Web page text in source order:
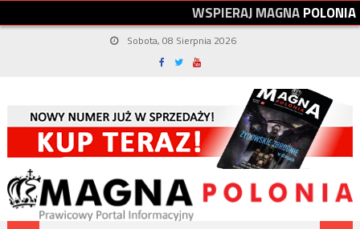
WSPIERAJMAGNAPOLONIA
Sobota, 08 Sierpnia 2026